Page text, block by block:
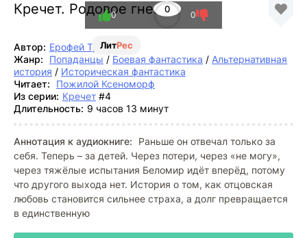
Кречет. Родовое гнездо
ЛитРес
0
0 0
Автор: Ерофей Трофимов
Жанр:
Попаданцы / Боевая фантастика / Альтернативная
история / Историческая фантастика
Читает:
Пожилой Ксеноморф
Из серии: Кречет #4
Длительность: 9 часов 13 минут
Аннотация к аудиокниге:
Раньше он отвечал только за
себя. Теперь – за детей. Через потери, через «не могу»,
через тяжёлые испытания Беломир идёт вперёд, потому
что другого выхода нет. История о том, как отцовская
любовь становится сильнее страха, а долг превращается
в единственную